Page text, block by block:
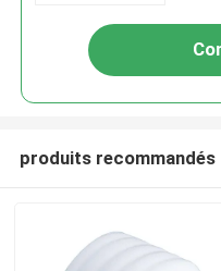
produits recommandés